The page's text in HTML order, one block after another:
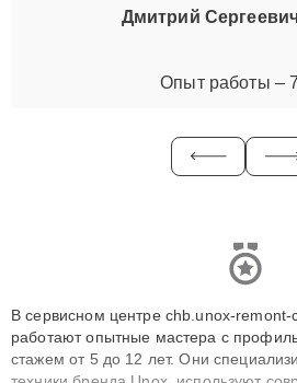
Дмитрий
Опыт работы –
В сервисном центре chb.unox-remont-
работают опытные мастера с
стажем от 5 до 12 лет. Они